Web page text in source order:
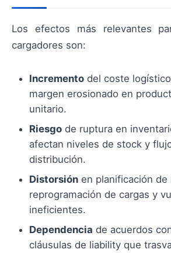
Los efectos más relevantes
cargadores son:
Incremento del coste
margen erosionado en
unitario.
Riesgo de ruptura en
afectan niveles de stock y
distribución.
Distorsión en planificación de
reprogramación de cargas y
ineficientes.
Dependencia de acuerdos
cláusulas de liability que